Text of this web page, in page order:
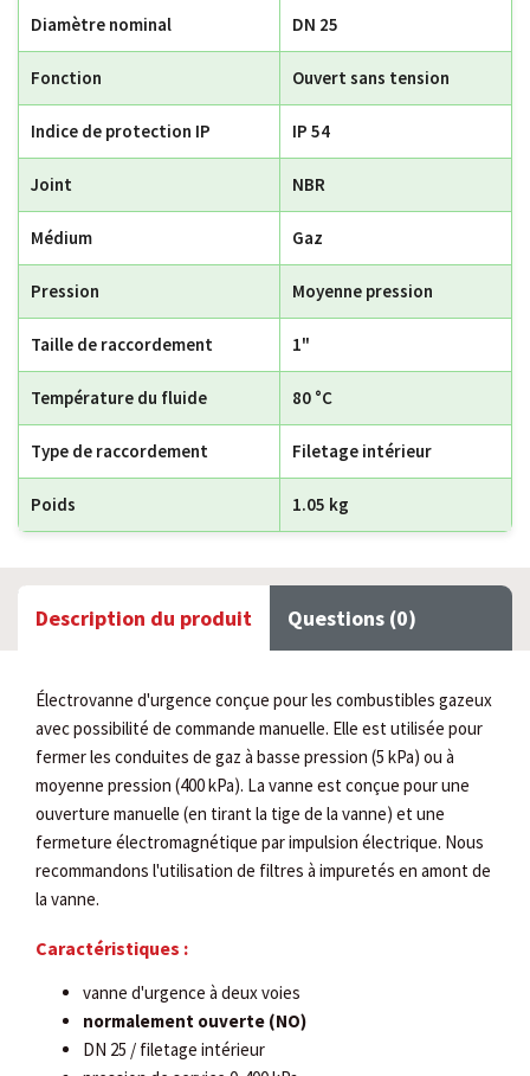
Diamètre nominal DN 25
Fonction Ouvert sans tension
Indice de protection IP IP 54
Joint NBR
Médium Gaz
Pression Moyenne pression
Taille de raccordement 1"
Température du fluide 80 °C
Type de raccordement Filetage intérieur
Poids 1.05 kg
Description du produit Questions (0)
Électrovanne d'urgence conçue pour les combustibles gazeux
avec possibilité de commande manuelle. Elle est utilisée pour
fermer les conduites de gaz à basse pression (5 kPa) ou à
moyenne pression (400 kPa). La vanne est conçue pour une
ouverture manuelle (en tirant la tige de la vanne) et une
fermeture électromagnétique par impulsion électrique. Nous
recommandons l'utilisation de filtres à impuretés en amont de
la vanne.
Caractéristiques :
vanne d'urgence à deux voies
normalement ouverte (NO)
DN 25 / filetage intérieur